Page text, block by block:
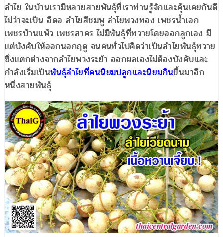
ลำไย ในบ้านเรามีหลายสายพันธุ์ที่เราท่านรู้จักและคุ้นเคยกันดี
ไม่ว่าจะเป็น อีดอ ลำไยสีชมพู ลำไยพวงทอง เพชรน้ำเอก
เพชรบ้านแพ้ว เพชรสาคร ไม่มีพันธุ์ที่ทวายโดยออกลูกเอง มี
แต่บังคับให้ออกนอกฤดู จนคนทั่วไปคิดว่าเป็นลำไยพันธุ์ทวาย
ซึ่งแตกต่างจากลำไยพวงระย้า ออกผลเองไม่ต้องบังคับและ
กำลังเริ่มเป็นพันธุ์ลำไยที่คนนิยมปลูกและนิยมกินขึ้นมาอีก
หนึ่งสายพันธุ์